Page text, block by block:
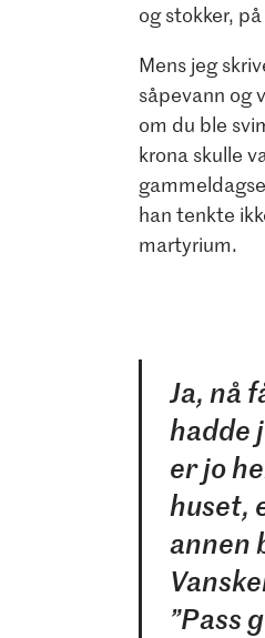
og stokker,
Mens jeg
såpevann og
om du ble
krona skulle
han tenkte
martyrium.
Ja, nå
hadde
er jo
huset,
annen
”Pass